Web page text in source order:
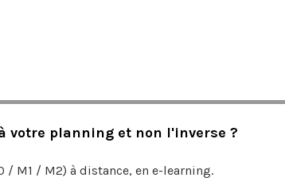
votre planning et non l'inverse ?
M1 / M2) à distance, en e-learning.